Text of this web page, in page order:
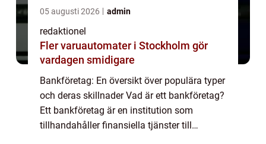
05 augusti 2026 admin
redaktionel
Fler varuautomater i Stockholm gör
vardagen smidigare
Bankföretag: En översikt över populära typer
och deras skillnader Vad är ett bankföretag?
Ett bankföretag är en institution som
tillhandahåller finansiella tjänster till